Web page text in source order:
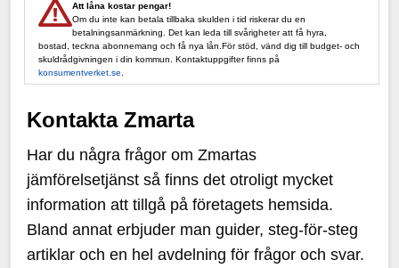
Att låna kostar pengar!
Om du inte kan betala tillbaka skulden i tid riskerar du en
betalningsanmärkning. Det kan leda till svårigheter att få hyra,
bostad, teckna abonnemang och få nya lån.För stöd, vänd dig till budget- och
skuldrådgivningen i din kommun. Kontaktuppgifter finns på
konsumentverket.se
Kontakta Zmarta
Har du några frågor om Zmartas
jämförelsetjänst så finns det otroligt mycket
information att tillgå på företagets hemsida.
Bland annat erbjuder man guider, steg-för-steg
artiklar och en hel avdelning för frågor och svar.